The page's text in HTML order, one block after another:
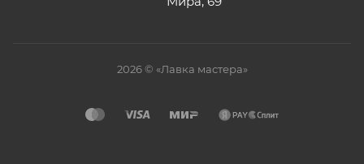
2026 © «Лавка мастера»